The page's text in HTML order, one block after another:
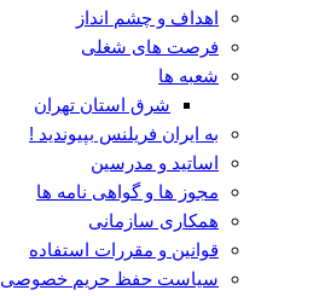
اهداف و چشم انداز
فرصت های شغلی
شعبه ها
شرق استان تهران
به ایران فریلنس بپیوندید !
اساتید و مدرسین
مجوز ها و گواهی نامه ها
همکاری سازمانی
قوانین و مقررات استفاده
سیاست حفظ حریم خصوصی